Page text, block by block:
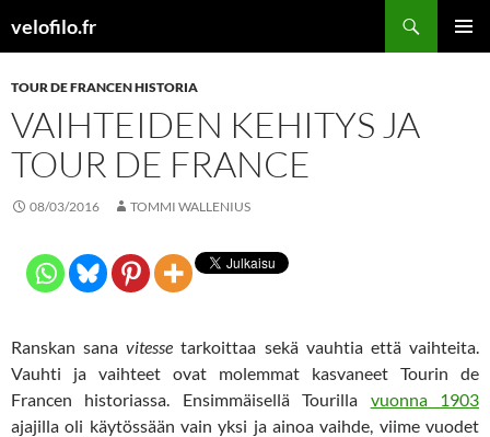
sisältöön
velofilo.fr
TOUR DE FRANCEN HISTORIA
VAIHTEIDEN KEHITYS JA
TOUR DE FRANCE
08/03/2016 TOMMI WALLENIUS
Ranskan sanavitesse tarkoittaa sekä vauhtia että vaihteita.
Vauhti ja vaihteet ovat molemmat kasvaneet Tourin de
Francen historiassa. Ensimmäisellä Tourilla vuonna 1903
ajajilla oli käytössään vain yksi ja ainoa vaihde, viime vuodet